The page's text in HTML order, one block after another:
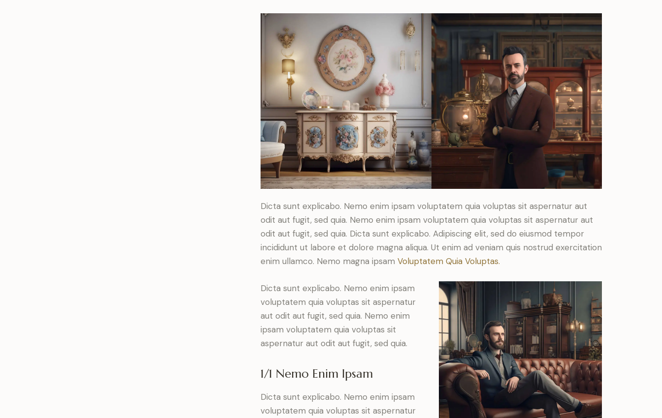
Dicta sunt explicabo. Nemo enim ipsam voluptatem quia voluptas sit aspernatur aut
odit aut fugit, sed quia. Nemo enim ipsam voluptatem quia voluptas sit aspernatur aut
odit aut fugit, sed quia. Dicta sunt explicabo. Adipiscing elit, sed do eiusmod tempor
incididunt ut labore et dolore magna aliqua. Ut enim ad veniam quis nostrud exercitation
enim ullamco. Nemo magna ipsam Voluptatem Quia Voluptas.
Dicta sunt explicabo. Nemo enim ipsam
voluptatem quia voluptas sit aspernatur
aut odit aut fugit, sed quia. Nemo enim
ipsam voluptatem quia voluptas sit
aspernatur aut odit aut fugit, sed quia.
1/1 Nemo Enim Ipsam
Dicta sunt explicabo. Nemo enim ipsam
voluptatem quia voluptas sit aspernatur